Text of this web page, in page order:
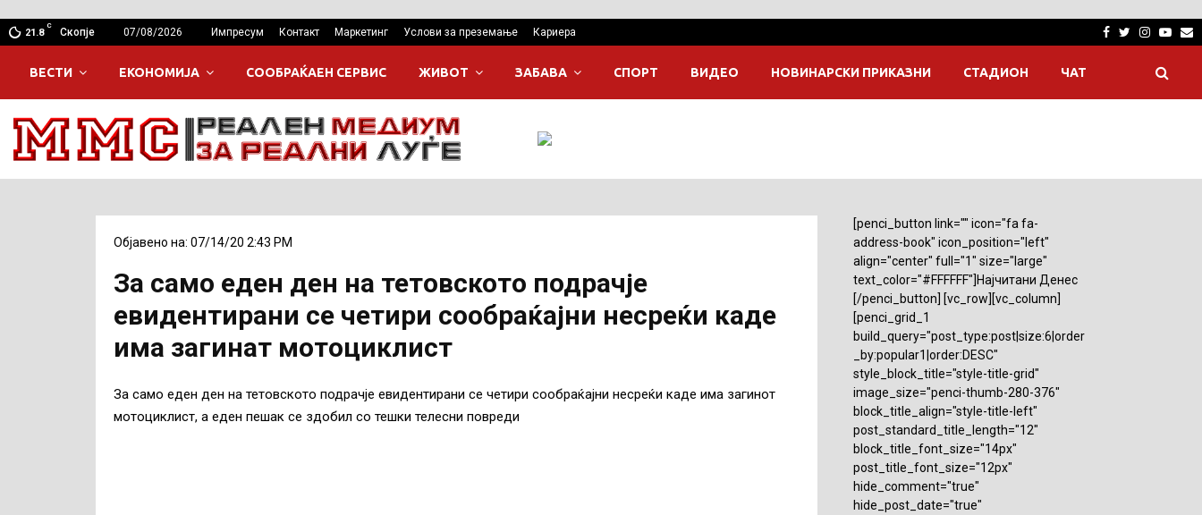
21.8
C
Скопје 07/08/2026 Импресум Контакт Маркетинг Услови за преземање Кариера Facebook
Twitter
ВЕСТИ ЕКОНОМИЈА СООБРАЌАЕН СЕРВИС ЖИВОТ ЗАБАВА СПОРТ ВИДЕО НОВИНАРСКИ ПРИКАЗНИ СТАДИОН ЧАТ
Објавено на: 07/14/20 2:43 PM
За само еден ден на тетовското подрачје
евидентирани се четири сообраќајни несреќи каде
има загинат мотоциклист
За само еден ден на тетовското подрачје евидентирани се четири сообраќајни несреќи каде има загинот
мотоциклист, а еден пешак се здобил со тешки телесни повреди
[penci_button link="" icon="fa fa-
address-book" icon_position="left"
align="center" full="1" size="large"
text_color="#FFFFFF"]Најчитани Денес
[/penci_button] [vc_row][vc_column]
[penci_grid_1
build_query="post_type:post|size:6|order
_by:popular1|order:DESC"
style_block_title="style-title-grid"
image_size="penci-thumb-280-376"
block_title_align="style-title-left"
post_standard_title_length="12"
block_title_font_size="14px"
post_title_font_size="12px"
hide_comment="true"
hide_post_date="true"